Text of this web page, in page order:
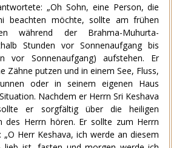
„Oh Sohn, eine Person, die
beachten möchte, sollte am frühen
während der Brahma-Muhurta-
Stunden vor Sonnenaufgang bis
vor Sonnenaufgang) aufstehen. Er
Zähne putzen und in einem See, Fluss,
oder in seinem eigenen Haus
Nachdem er Herrn Sri Keshava
er sorgfältig über die heiligen
des Herrn hören. Er sollte zum Herrn
Herr Keshava, ich werde an diesem